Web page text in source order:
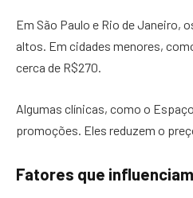
Em São Paulo e Rio de Janeiro,
altos. Em cidades menores,
cerca de R$270.
Algumas clínicas, como o
promoções. Eles reduzem o
Fatores que